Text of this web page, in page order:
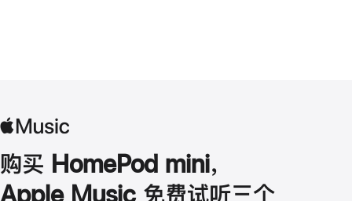
购买 HomePod mini，
Apple Music 免费试听三个